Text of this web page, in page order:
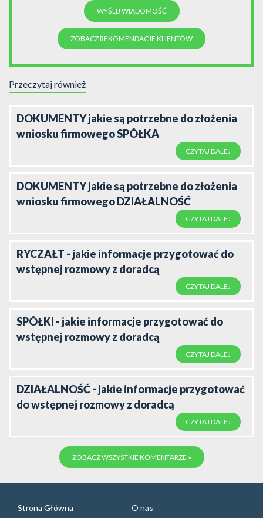
ZOBACZ REKOMENDACJE KLIENTÓW
Przeczytaj również
DOKUMENTY jakie są potrzebne do złożenia
wniosku firmowego SPÓŁKA
CZYTAJ DALEJ
DOKUMENTY jakie są potrzebne do złożenia
wniosku firmowego DZIAŁALNOŚĆ
CZYTAJ DALEJ
RYCZAŁT - jakie informacje przygotować do
wstępnej rozmowy z doradcą
CZYTAJ DALEJ
SPÓŁKI - jakie informacje przygotować do
wstępnej rozmowy z doradcą
CZYTAJ DALEJ
DZIAŁALNOŚĆ - jakie informacje przygotować
do wstępnej rozmowy z doradcą
CZYTAJ DALEJ
ZOBACZ WSZYSTKIE KOMENTARZE »
Strona Główna
O nas